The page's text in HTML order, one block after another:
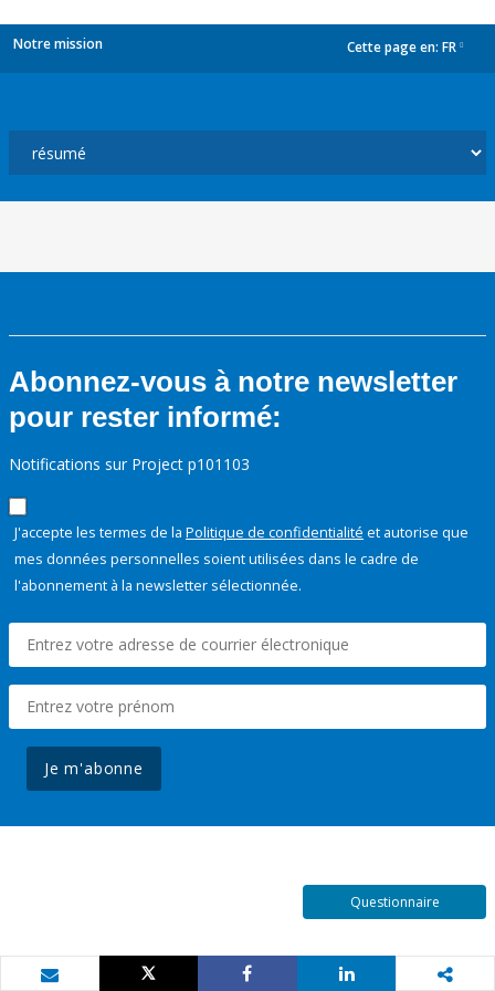
Notre mission Cette page en: FR
Abonnez-vous à notre newsletter
pour rester informé:
Notifications sur Project p101103
J'accepte les termes de la Politique de confidentialité et autorise que
mes données personnelles soient utilisées dans le cadre de
l'abonnement à la newsletter sélectionnée.
Je m'abonne
Questionnaire